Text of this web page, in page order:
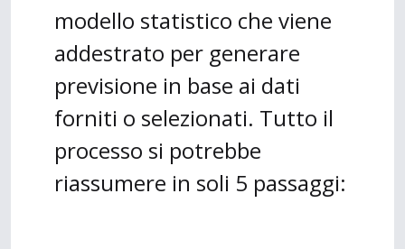
modello statistico che viene
addestrato per generare
previsione in base ai dati
forniti o selezionati. Tutto il
processo si potrebbe
riassumere in soli 5 passaggi: